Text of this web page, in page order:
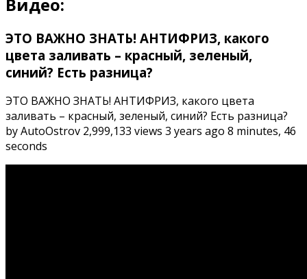
ЭТО ВАЖНО ЗНАТЬ! АНТИФРИЗ, какого
цвета заливать – красный, зеленый,
синий? Есть разница?
ЭТО ВАЖНО ЗНАТЬ! АНТИФРИЗ, какого цвета
заливать – красный, зеленый, синий? Есть разница?
by AutoOstrov 2,999,133 views 3 years ago 8 minutes, 46
seconds